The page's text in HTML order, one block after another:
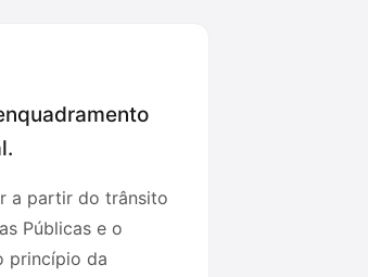
a partir do trânsito
Públicas e o
princípio da